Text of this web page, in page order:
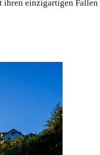
einzigartigen